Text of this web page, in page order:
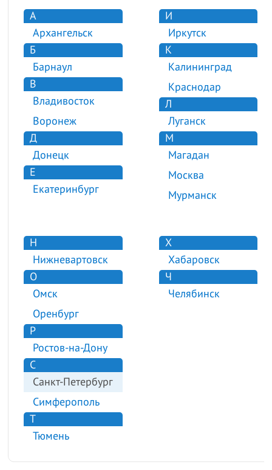
А
Архангельск
Б
Барнаул
В
Владивосток
Воронеж
Д
Донецк
Е
Екатеринбург
И
Иркутск
К
Калининград
Краснодар
Л
Луганск
М
Магадан
Москва
Мурманск
Н
Нижневартовск
О
Омск
Оренбург
Р
Ростов-на-Дону
С
Санкт-Петербург
Симферополь
Т
Тюмень
Х
Хабаровск
Ч
Челябинск